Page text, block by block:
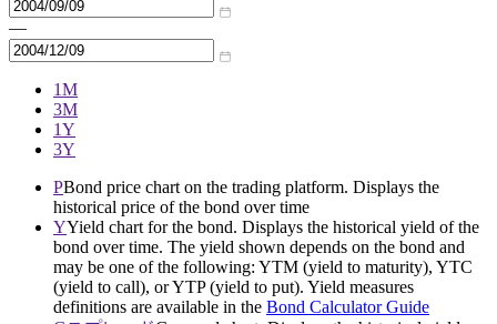
—
1M
3M
1Y
3Y
PBond price chart on the trading platform. Displays the
historical price of the bond over time
YYield chart for the bond. Displays the historical yield of the
bond over time. The yield shown depends on the bond and
may be one of the following: YTM (yield to maturity), YTC
(yield to call), or YTP (yield to put). Yield measures
definitions are available in the Bond Calculator Guide